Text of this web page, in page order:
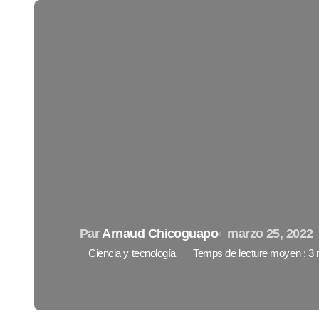
Par Arnaud Chicoguapo marzo 25, 2022
Ciencia y tecnología Temps de lecture moyen : 3